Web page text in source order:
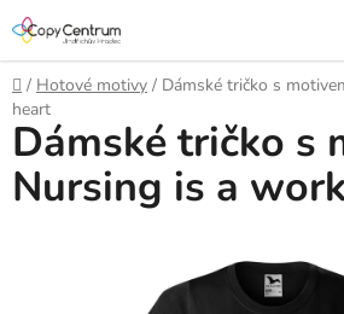
Přejít
na
obsah
Domů
/ Hotové motivy / Dámské tričko s
heart
Dámské tričko s
Nursing is a